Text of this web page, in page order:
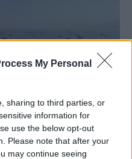
My Personal
sharing to third parties, or
information for
use the below opt-out
Please note that after your
may continue seeing
συμφώνησαν στη
κρίσιμες